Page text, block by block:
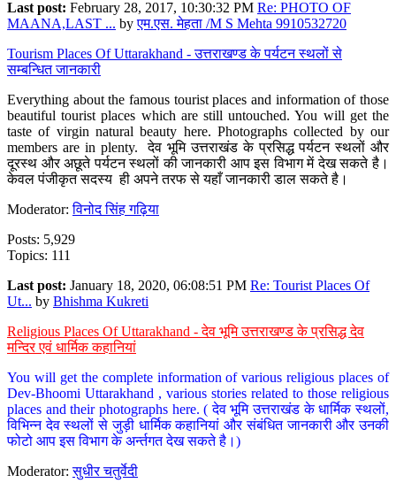
Last post: February 28, 2017, 10:30:32 PM Re: PHOTO OF
MAANA,LAST ... byएम.एस. मेहता /M S Mehta 9910532720
Tourism Places Of Uttarakhand - उत्तराखण्ड के पर्यटन स्थलों से
सम्बन्धित जानकारी
Everything about the famous tourist places and information of those
beautiful tourist places which are still untouched. You will get the
taste of virgin natural beauty here. Photographs collected by our
members are in plenty. देव भूमि उत्तराखंड के प्रसिद्ध पर्यटन स्थलों और
दूरस्थ और अछूते पर्यटन स्थलों की जानकारी आप इस विभाग में देख सकते है।
केवल पंजीकृत सदस्य ही अपने तरफ से यहाँ जानकारी डाल सकते है।
Moderator:विनोद सिंह गढ़िया
Posts: 5,929
Topics: 111
Last post: January 18, 2020, 06:08:51 PM Re: Tourist Places Of
Ut... by Bhishma Kukreti
Religious Places Of Uttarakhand - देव भूमि उत्तराखण्ड के प्रसिद्ध देव
मन्दिर एवं धार्मिक कहानियां
You will get the complete information of various religious places of
Dev-Bhoomi Uttarakhand , various stories related to those religious
places and their photographs here. ( देव भूमि उत्तराखंड के धार्मिक स्थलों,
विभिन्न देव स्थलों से जुड़ी धार्मिक कहानियां और संबंधित जानकारी और उनकी
फोटो आप इस विभाग के अर्न्तगत देख सकते है।)
Moderator:सुधीर चतुर्वेदी